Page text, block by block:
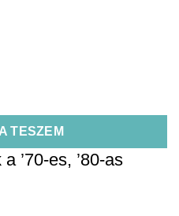
TESZEM
’70-es, ’80-as